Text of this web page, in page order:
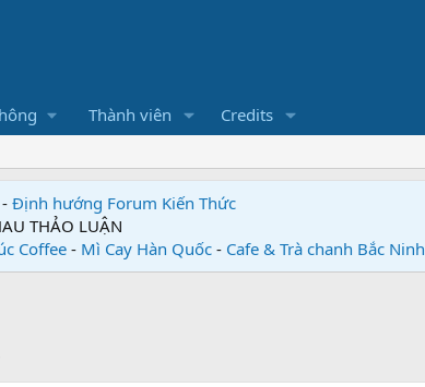
Thành viên Credits
Định hướng Forum Kiến Thức
THẢO LUẬN
Coffee - Mì Cay Hàn Quốc - Cafe & Trà chanh Bắc Ninh